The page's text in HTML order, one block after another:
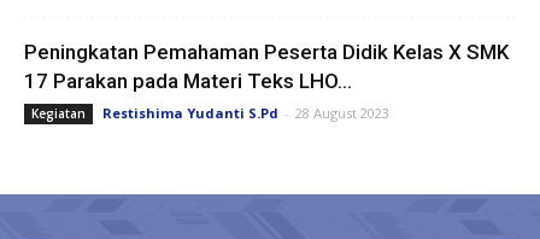
Peningkatan Pemahaman Peserta Didik Kelas X SMK
17 Parakan pada Materi Teks LHO...
Kegiatan Restishima Yudanti S.Pd - 28 August 2023